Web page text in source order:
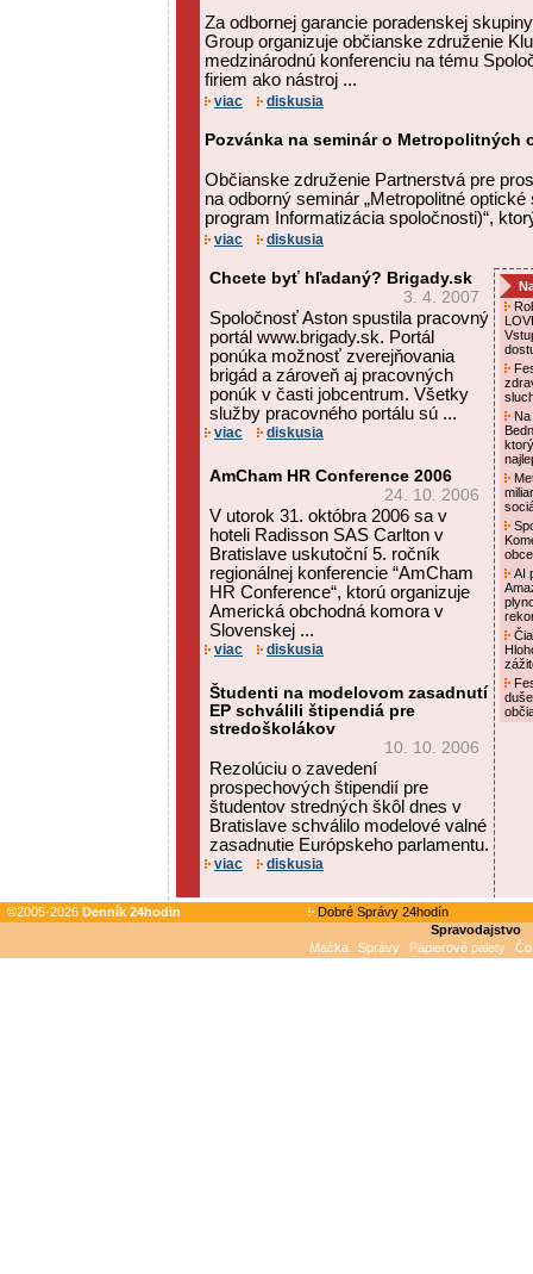
Za odbornej garancie poradenskej
Group organizuje občianske združenie
medzinárodnú konferenciu na tému
firiem ako nástroj ...
viac diskusia
Pozvánka na seminár o Metropolitných
Občianske združenie Partnerstvá pre
na odborný seminár „Metropolitné
program Informatizácia spoločnosti)“,
viac diskusia
Chcete byť hľadaný? Brigady.sk
3. 4. 2007
Spoločnosť Aston spustila pracovný
portál www.brigady.sk. Portál
ponúka možnosť zverejňovania
brigád a zároveň aj pracovných
ponúk v časti jobcentrum. Všetky
služby pracovného portálu sú ...
viac diskusia
AmCham HR Conference 2006
24. 10. 2006
V utorok 31. októbra 2006 sa v
hoteli Radisson SAS Carlton v
Bratislave uskutoční 5. ročník
regionálnej konferencie “AmCham
HR Conference“, ktorú organizuje
Americká obchodná komora v
Slovenskej ...
viac diskusia
Študenti na modelovom zasadnutí
EP schválili štipendiá pre
stredoškolákov
10. 10. 2006
Rezolúciu o zavedení
prospechových štipendií pre
študentov stredných škôl dnes v
Bratislave schválilo modelové valné
zasadnutie Európskeho parlamentu.
viac diskusia
AI
©2005-2026 Denník 24hodin
Dobré Správy 24hodín
Spravodajstvo
Mačka
Správy Papierové palety